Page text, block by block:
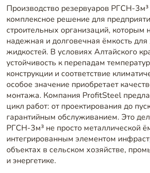
Производство резервуаров РГСН-
комплексное решение для
строительных организаций, которым
надежная и долговечная ёмкость для
жидкостей. В условиях Алтайского
устойчивость к перепадам
конструкции и соответствие
особое значение приобретает
монтажа. Компания ProfitSteel
цикл работ: от проектирования до
гарантийным обслуживанием. Это
РГСН-3м³ не просто металлической
интегрированным элементом
объектах в сельском хозяйстве,
и энергетике.